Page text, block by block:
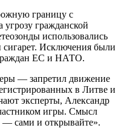
границу с
угрозу гражданской
использовались
сигарет. Исключения были
ЕС и НАТО.
— запретил движение
в Литве и
эксперты, Александр
игры. Смысл
сами и открывайте».